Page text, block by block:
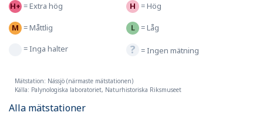
=Extra hög =Hög
=Måttlig =Låg
=Inga halter =Ingen mätning
Mätstation: Nässjö (närmaste mätstationen)
Källa: Palynologiska laboratoriet, Naturhistoriska Riksmuseet
Alla mätstationer